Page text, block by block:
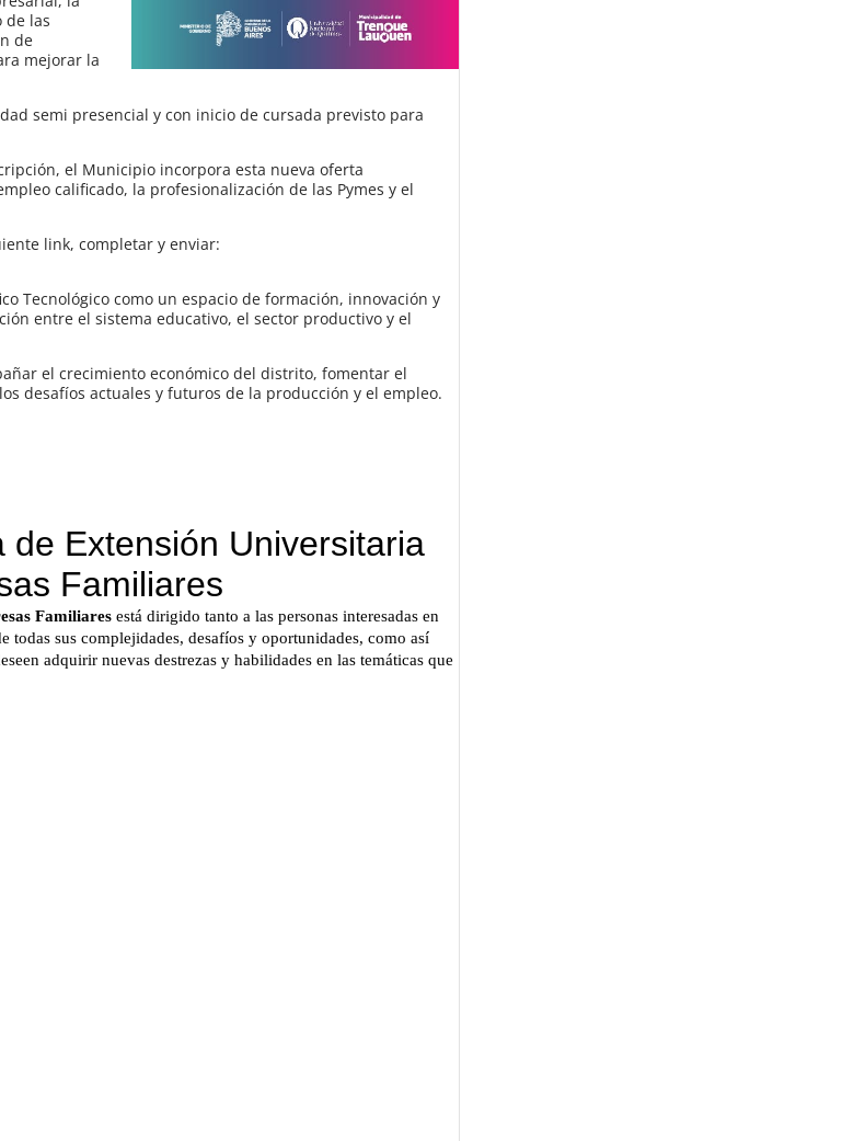
de las
de
mejorar la
semi presencial y con inicio de cursada previsto para
el Municipio incorpora esta nueva oferta
calificado, la profesionalización de las Pymes y el
link, completar y enviar:
Tecnológico como un espacio de formación, innovación y
entre el sistema educativo, el sector productivo y el
el crecimiento económico del distrito, fomentar el
desafíos actuales y futuros de la producción y el empleo.